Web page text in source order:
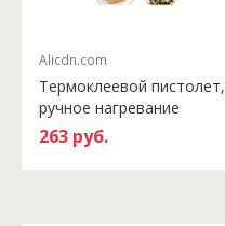
Alicdn.com
Термоклеевой пистолет,
ручное нагревание
263 руб.